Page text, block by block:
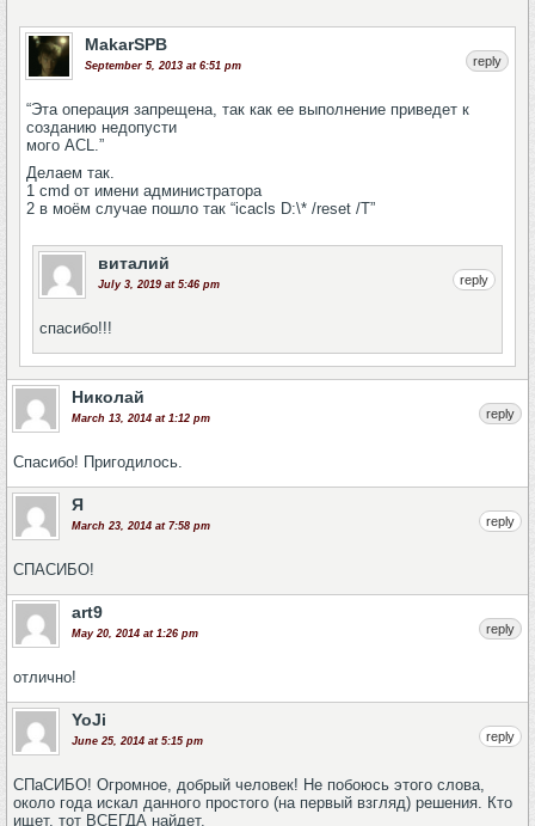
MakarSPB
September 5, 2013 at 6:51 pm
“Эта операция запрещена, так как ее выполнение приведет к
созданию недопусти
мого ACL.”
Делаем так.
1 cmd от имени администратора
2 в моём случае пошло так “icacls D:\* /reset /T”
reply
виталий
July 3, 2019 at 5:46 pm
спасибо!!!
reply
Николай
March 13, 2014 at 1:12 pm
Спасибо! Пригодилось.
reply
Я
March 23, 2014 at 7:58 pm
СПАСИБО!
reply
art9
May 20, 2014 at 1:26 pm
отлично!
reply
YoJi
June 25, 2014 at 5:15 pm
СПаСИБО! Огромное, добрый человек! Не побоюсь этого слова,
около года искал данного простого (на первый взгляд) решения. Кто
ищет, тот ВСЕГДА найдет.
reply